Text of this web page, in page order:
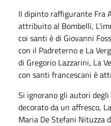
Il dipinto raffigurante Fra
attribuito al Bombelli,
coi santi è di Giovanni
con il Padreterno e La
di Gregorio Lazzarini, La
con santi francescani è
Si ignorano gli autori
decorato da un affresco,
Maria De Stefani Nituzza